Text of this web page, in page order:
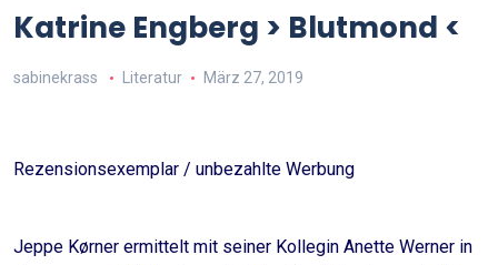
Katrine Engberg > Blutmond <
sabinekrass Literatur März 27, 2019
Rezensionsexemplar / unbezahlte Werbung
Jeppe Kørner ermittelt mit seiner Kollegin Anette Werner in